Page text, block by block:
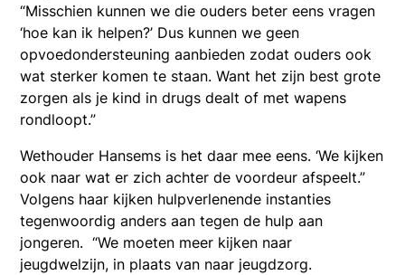
“Misschien kunnen we die ouders beter eens vragen
‘hoe kan ik helpen?’ Dus kunnen we geen
opvoedondersteuning aanbieden zodat ouders ook
wat sterker komen te staan. Want het zijn best grote
zorgen als je kind in drugs dealt of met wapens
rondloopt.”
Wethouder Hansems is het daar mee eens. ‘We kijken
ook naar wat er zich achter de voordeur afspeelt.”
Volgens haar kijken hulpverlenende instanties
tegenwoordig anders aan tegen de hulp aan
jongeren. “We moeten meer kijken naar
jeugdwelzijn, in plaats van naar jeugdzorg.